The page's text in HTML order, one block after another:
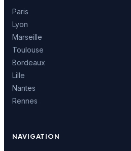
Paris
Lyon
Marseille
Toulouse
Bordeaux
Lille
Nantes
Rennes
NAVIGATION